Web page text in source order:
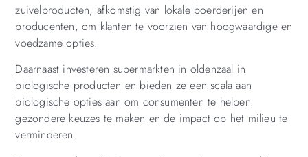
zuivelproducten, afkomstig van lokale boerderijen en
producenten, om klanten te voorzien van hoogwaardige en
voedzame opties.
Daarnaast investeren supermarkten in oldenzaal in
biologische producten en bieden ze een scala aan
biologische opties aan om consumenten te helpen
gezondere keuzes te maken en de impact op het milieu te
verminderen.